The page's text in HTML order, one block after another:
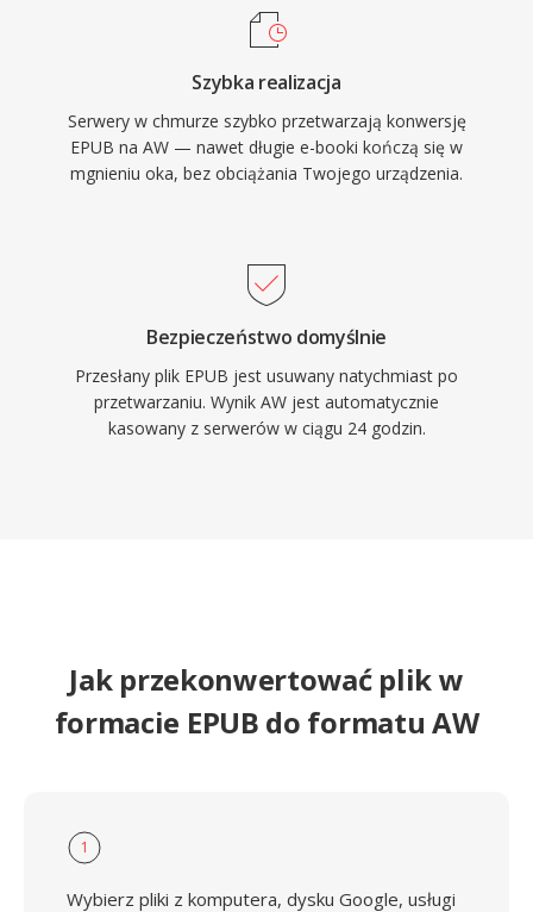
Szybka realizacja
Serwery w chmurze szybko przetwarzają konwersję
EPUB na AW — nawet długie e-booki kończą się w
mgnieniu oka, bez obciążania Twojego urządzenia.
Bezpieczeństwo domyślnie
Przesłany plik EPUB jest usuwany natychmiast po
przetwarzaniu. Wynik AW jest automatycznie
kasowany z serwerów w ciągu 24 godzin.
Jak przekonwertować plik w
formacie EPUB do formatu AW
1
Wybierz pliki z komputera, dysku Google, usługi